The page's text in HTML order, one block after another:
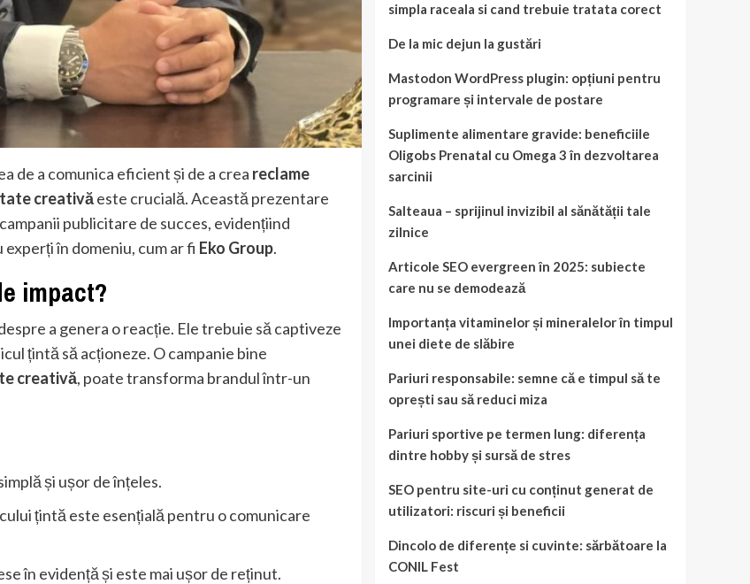
de a comunica eficient și de a crea reclame
creativăeste crucială. Această prezentare
publicitare de succes, evidențiind
în domeniu, cum ar fi Eko Group.
impact?
a genera o reacție. Ele trebuie să captiveze
țintă să acționeze. O campanie bine
creativă, poate transforma brandul într-un
și ușor de înțeles.
țintă este esențială pentru o comunicare
în evidență și este mai ușor de reținut.
simpla raceala si cand trebuie tratata corect
De la mic dejun la gustări
Mastodon WordPress plugin: opțiuni pentru
programare și intervale de postare
Suplimente alimentare gravide: beneficiile
Oligobs Prenatal cu Omega 3 în dezvoltarea
sarcinii
Salteaua – sprijinul invizibil al sănătății tale
zilnice
Articole SEO evergreen în 2025: subiecte
care nu se demodează
Importanța vitaminelor și mineralelor în timpul
unei diete de slăbire
Pariuri responsabile: semne că e timpul să te
oprești sau să reduci miza
Pariuri sportive pe termen lung: diferența
dintre hobby și sursă de stres
SEO pentru site-uri cu conținut generat de
utilizatori: riscuri și beneficii
Dincolo de diferențe si cuvinte: sărbătoare la
CONIL Fest